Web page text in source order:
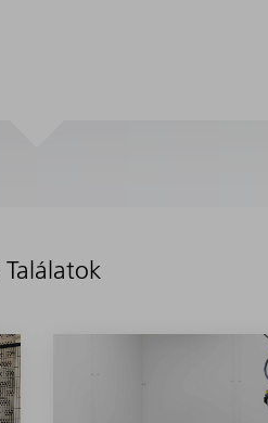
Találatok